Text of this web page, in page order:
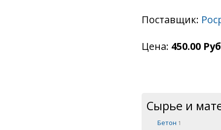
Поставщик:
Цена: 450.00
Сырье и
Бетон 1